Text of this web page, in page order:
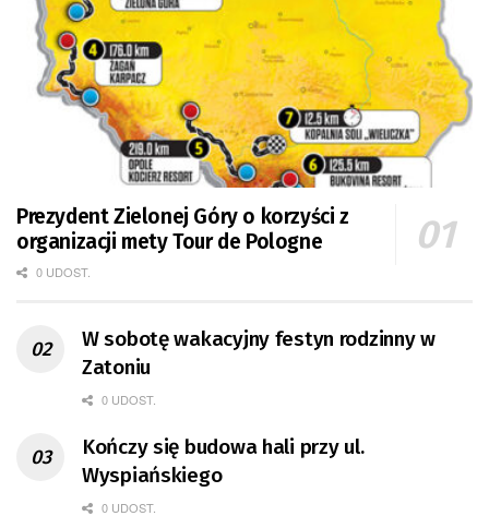
Prezydent Zielonej Góry o korzyści z
organizacji mety Tour de Pologne
0 UDOST.
W sobotę wakacyjny festyn rodzinny w
Zatoniu
0 UDOST.
Kończy się budowa hali przy ul.
Wyspiańskiego
0 UDOST.